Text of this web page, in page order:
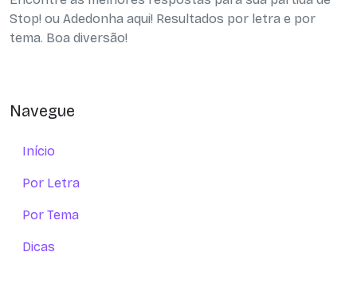
Stop! ou Adedonha aqui! Resultados por letra e por
tema. Boa diversão!
Navegue
Início
Por Letra
Por Tema
Dicas